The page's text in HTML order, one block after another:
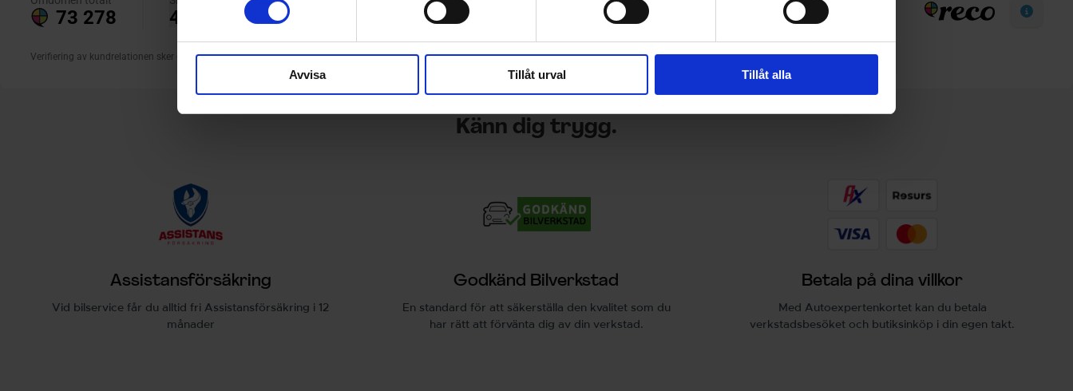
Avvisa Tillåt urval Tillåt alla
Känn dig trygg.
Assistansförsäkring
Vid bilservice får du alltid fri Assistansförsäkring i 12
månader
Godkänd Bilverkstad
En standard för att säkerställa den kvalitet som du
har rätt att förvänta dig av din verkstad.
Betala på dina villkor
Med Autoexpertenkortet kan du betala
verkstadsbesöket och butiksinköp i din egen takt.